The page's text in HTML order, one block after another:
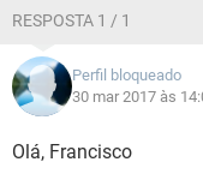
RESPOSTA 1 / 1
Perfil bloqueado
30 mar 2017 às
Olá, Francisco